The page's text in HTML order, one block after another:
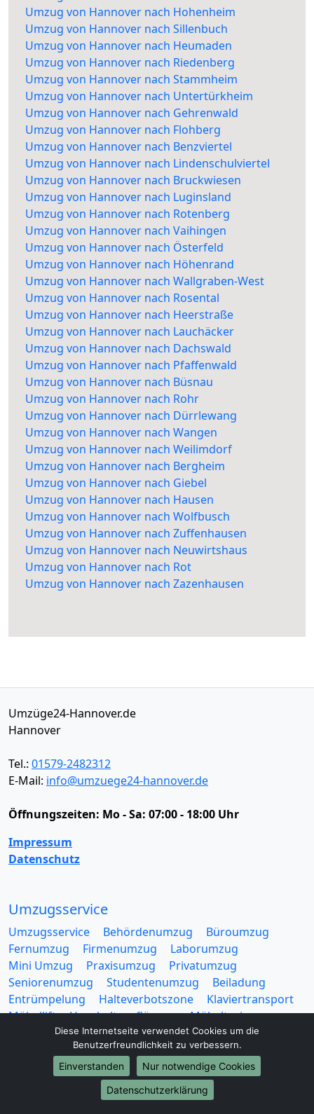
Umzug von Hannover nach Hohenheim
Umzug von Hannover nach Sillenbuch
Umzug von Hannover nach Heumaden
Umzug von Hannover nach Riedenberg
Umzug von Hannover nach Stammheim
Umzug von Hannover nach Untertürkheim
Umzug von Hannover nach Gehrenwald
Umzug von Hannover nach Flohberg
Umzug von Hannover nach Benzviertel
Umzug von Hannover nach Lindenschulviertel
Umzug von Hannover nach Bruckwiesen
Umzug von Hannover nach Luginsland
Umzug von Hannover nach Rotenberg
Umzug von Hannover nach Vaihingen
Umzug von Hannover nach Österfeld
Umzug von Hannover nach Höhenrand
Umzug von Hannover nach Wallgraben-West
Umzug von Hannover nach Rosental
Umzug von Hannover nach Heerstraße
Umzug von Hannover nach Lauchäcker
Umzug von Hannover nach Dachswald
Umzug von Hannover nach Pfaffenwald
Umzug von Hannover nach Büsnau
Umzug von Hannover nach Rohr
Umzug von Hannover nach Dürrlewang
Umzug von Hannover nach Wangen
Umzug von Hannover nach Weilimdorf
Umzug von Hannover nach Bergheim
Umzug von Hannover nach Giebel
Umzug von Hannover nach Hausen
Umzug von Hannover nach Wolfbusch
Umzug von Hannover nach Zuffenhausen
Umzug von Hannover nach Neuwirtshaus
Umzug von Hannover nach Rot
Umzug von Hannover nach Zazenhausen
Umzüge24-Hannover.de
Hannover
Tel.: 01579-2482312
E-Mail: info@umzuege24-hannover.de
Öffnungszeiten: Mo - Sa: 07:00 - 18:00 Uhr
Impressum
Datenschutz
Umzugsservice
Umzugsservice Behördenumzug
Büroumzug
Fernumzug
Firmenumzug
Laborumzug
Mini Umzug
Praxisumzug
Privatumzug
Seniorenumzug
Studentenumzug
Beiladung
Entrümpelung
Halteverbotszone
Klaviertransport
Möbellift
Haushaltsauflösung
Möbeltaxi
Möbelmitfahrzentrale
Umzugskartons
Diese Internetseite verwendet Cookies um die
Benutzerfreundlichkeit zu verbessern.
Einverstanden
Nur notwendige Cookies
Datenschutzerklärung